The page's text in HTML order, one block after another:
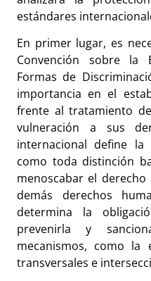
estándares
En primer lugar, es
Convención sobre la
Formas de
importancia en el
frente al tratamiento
vulneración a sus
internacional define
como toda distinción
menoscabar el
demás derechos
determina la
prevenirla y
mecanismos, como la
transversales e